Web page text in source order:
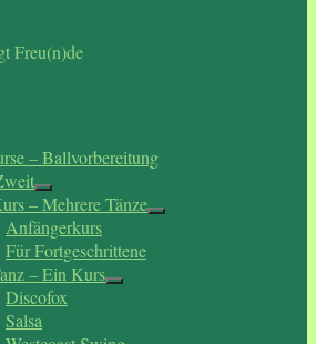
Freu(n)de
– Ballvorbereitung
– Mehrere Tänze
Anfängerkurs
Für Fortgeschrittene
– Ein Kurs
Discofox
Salsa